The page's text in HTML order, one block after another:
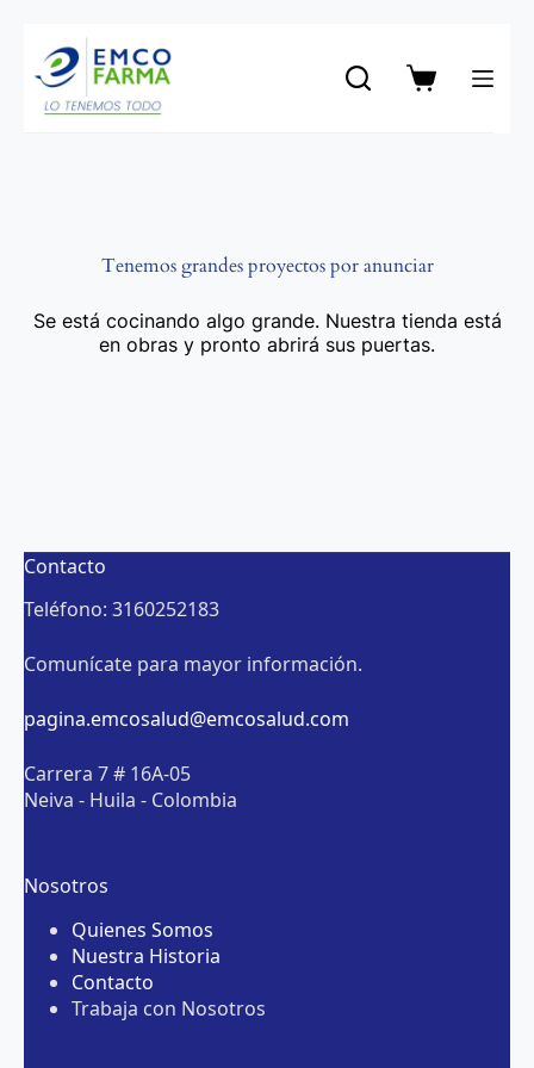
contenido
Carro
Tenemos grandes proyectos por anunciar
Se está cocinando algo grande. Nuestra tienda está
en obras y pronto abrirá sus puertas.
Contacto
Teléfono: 3160252183
Comunícate para mayor información.
pagina.emcosalud@emcosalud.com
Carrera 7 # 16A-05
Neiva - Huila - Colombia
Nosotros
Quienes Somos
Nuestra Historia
Contacto
Trabaja con Nosotros